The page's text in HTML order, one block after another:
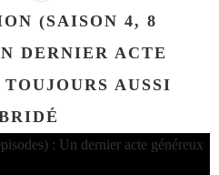
(SAISON 4, 8
DERNIER ACTE
AUSSI